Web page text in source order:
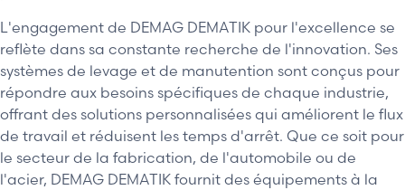
L'engagement de DEMAG DEMATIK pour l'excellence se
reflète dans sa constante recherche de l'innovation. Ses
systèmes de levage et de manutention sont conçus pour
répondre aux besoins spécifiques de chaque industrie,
offrant des solutions personnalisées qui améliorent le flux
de travail et réduisent les temps d'arrêt. Que ce soit pour
le secteur de la fabrication, de l'automobile ou de
l'acier, DEMAG DEMATIK fournit des équipements à la